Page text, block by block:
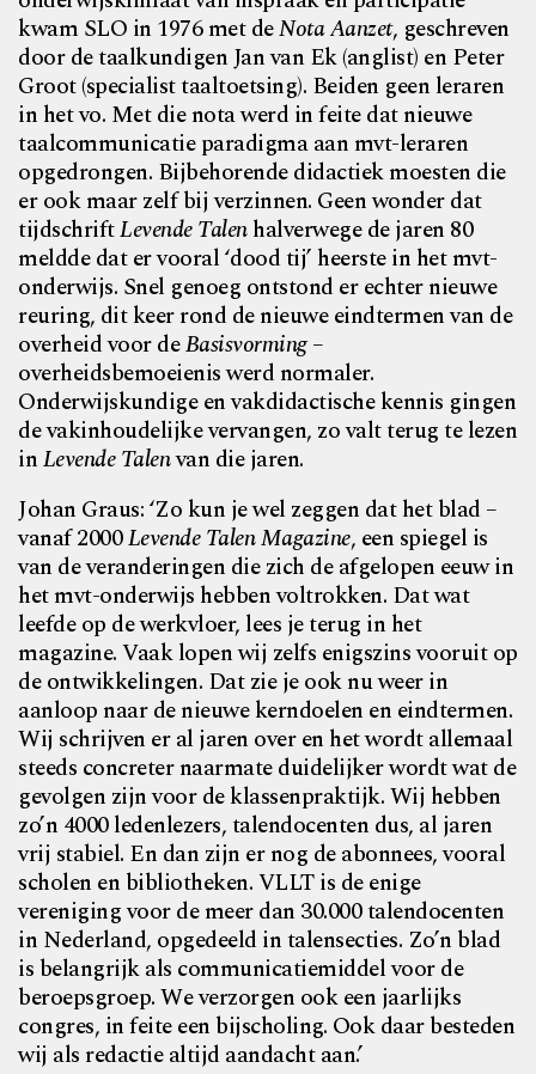
kwam SLO in 1976 met deNota Aanzet, geschreven
door de taalkundigen Jan van Ek (anglist) en Peter
Groot (specialist taaltoetsing). Beiden geen leraren
in het vo. Met die nota werd in feite dat nieuwe
taalcommunicatie paradigma aan mvt-leraren
opgedrongen. Bijbehorende didactiek moesten die
er ook maar zelf bijverzinnen. Geen wonder dat
tijdschriftLevende Talenhalverwege de jaren 80
meldde dat er vooral ‘dood tij’ heerste in het mvt-
onderwijs. Snel genoeg ontstond erechter nieuwe
reuring, dit keer rond de nieuwe eindtermen van de
overheid voor deBasisvorming–
overheidsbemoeienis werd normaler.
Onderwijskundige en vakdidactischekennis gingen
de vakinhoudelijke vervangen, zo valt terug te lezen
inLevende Talenvan die jaren.
Johan Graus: ‘Zo kun je wel zeggen dat het blad –
vanaf2000Levende Talen Magazine, een spiegel is
van de veranderingen die zich de afgelopen eeuw in
het mvt-onderwijs hebben voltrokken. Dat wat
leefde op de werkvloer, lees je terug in het
magazine. Vaak lopen wij zelfs enigszins vooruit op
de ontwikkelingen. Dat zie je ook nu weer in
aanloop naar de nieuwe kerndoelen en eindtermen.
Wij schrijven er al jaren over en het wordt allemaal
steeds concreter naarmate duidelijker wordtwat de
gevolgen zijn voor de klassenpraktijk. Wij hebben
zo’n 4000 ledenlezers, talendocenten dus, al jaren
vrij stabiel. En dan zijn er nog de abonnees, vooral
scholen en bibliotheken. VLLT is de enige
vereniging voor demeer dan 30.000 talendocenten
in Nederland, opgedeeld in talensecties. Zo’n blad
is belangrijk als communicatiemiddel voor de
beroepsgroep. We verzorgen ook een jaarlijks
congres, in feite een bijscholing. Ook daar besteden
wij als redactie altijd aandacht aan.’